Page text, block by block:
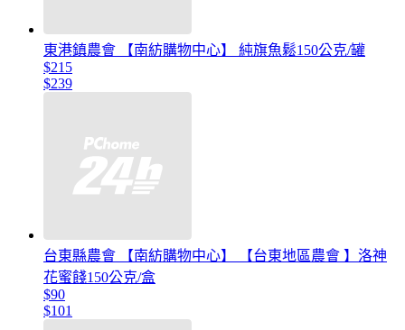
東港鎮農會 【南紡購物中心】 純旗魚鬆150公克/罐
$215
$239
台東縣農會 【南紡購物中心】 【台東地區農會 】洛神
花蜜餞150公克/盒
$90
$101